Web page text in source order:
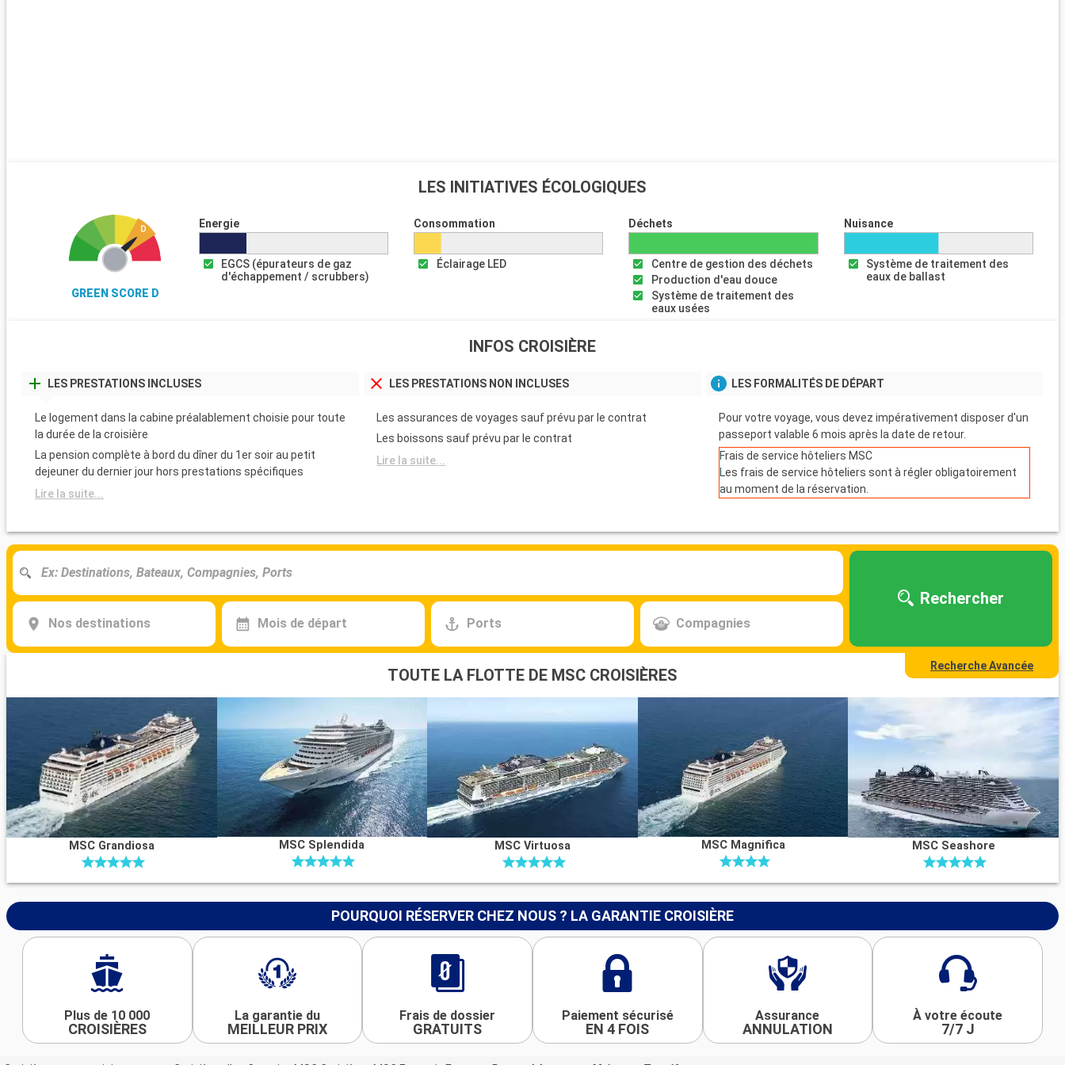
LES INITIATIVES ÉCOLOGIQUES
GREEN SCORE D
Energie
EGCS (épurateurs de gaz
d'échappement / scrubbers)
Consommation
Éclairage LED
Déchets
Centre de gestion des déchets
Production d'eau douce
Système de traitement des
eaux usées
Nuisance
Système de traitement des
eaux de ballast
INFOS CROISIÈRE
LES PRESTATIONS INCLUSES
Le logement dans la cabine préalablement choisie pour toute
la durée de la croisière
La pension complète à bord du dîner du 1er soir au petit
dejeuner du dernier jour hors prestations spécifiques
Lire la suite...
LES PRESTATIONS NON INCLUSES
Les assurances de voyages sauf prévu par le contrat
Les boissons sauf prévu par le contrat
Lire la suite...
LES FORMALITÉS DE DÉPART
Pour votre voyage, vous devez impérativement disposer d'un
passeport valable 6 mois après la date de retour.
Frais de service hôteliers MSC
Les frais de service hôteliers sont à régler obligatoirement
au moment de la réservation.
Nos destinations Mois de départ Ports Compagnies
Rechercher
Recherche Avancée
TOUTE LA FLOTTE DE MSC CROISIÈRES
MSC Grandiosa MSC Splendida MSC Virtuosa MSC Magnifica MSC Seashore
POURQUOI RÉSERVER CHEZ NOUS ? LA GARANTIE CROISIÈRE
Plus de 10 000
CROISIÈRES
La garantie du
MEILLEUR PRIX
Frais de dossier
GRATUITS
Paiement sécurisé
EN 4 FOIS
Assurance
ANNULATION
À votre écoute
7/7 J